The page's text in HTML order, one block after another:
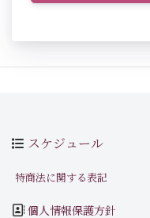
スケジュール
特商法に関する表記
個人情報保護方針